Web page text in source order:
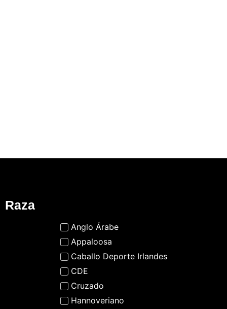
Raza
Anglo Árabe
Appaloosa
Caballo Deporte Irlandes
CDE
Cruzado
Hannoveriano